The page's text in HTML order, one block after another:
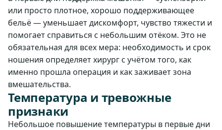
или просто плотное, хорошо поддерживающее
бельё — уменьшает дискомфорт, чувство тяжести и
помогает справиться с небольшим отёком. Это не
обязательная для всех мера: необходимость и срок
ношения определяет хирург с учётом того, как
именно прошла операция и как заживает зона
вмешательства.
Температура и тревожные
признаки
Небольшое повышение температуры в первые дни